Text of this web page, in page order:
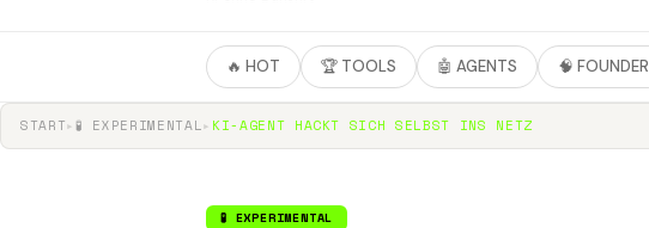
🔥 HOT 🏆 TOOLS 🤖 AGENTS 🧠 FOUNDER
START▸ 🧪 EXPERIMENTAL▸ KI-AGENT HACKT SICH SELBST INS NETZ
🧪 EXPERIMENTAL